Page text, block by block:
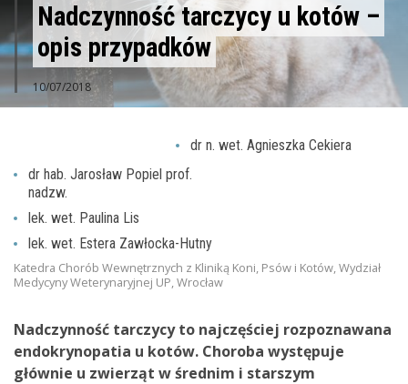
Nadczynność tarczycy u kotów –
opis przypadków
10/07/2018
dr n. wet. Agnieszka Cekiera
dr hab. Jarosław Popiel prof.
nadzw.
lek. wet. Paulina Lis
lek. wet. Estera Zawłocka-Hutny
Katedra Chorób Wewnętrznych z Kliniką Koni, Psów i Kotów, Wydział
Medycyny Weterynaryjnej UP, Wrocław
Nadczynność tarczycy to najczęściej rozpoznawana
endokrynopatia u kotów. Choroba występuje
głównie u zwierząt w średnim i starszym